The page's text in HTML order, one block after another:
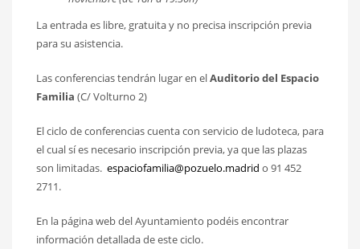
La entrada es libre, gratuita y no precisa inscripción previa
para su asistencia.
Las conferencias tendrán lugar en elAuditorio del Espacio
Familia (C/ Volturno 2)
El ciclo de conferencias cuenta con servicio de ludoteca, para
el cual sí es necesario inscripción previa, ya que las plazas
son limitadas. espaciofamilia@pozuelo.madrid o 91 452
2711.
En la página web del Ayuntamiento podéis encontrar
información detallada de este ciclo.